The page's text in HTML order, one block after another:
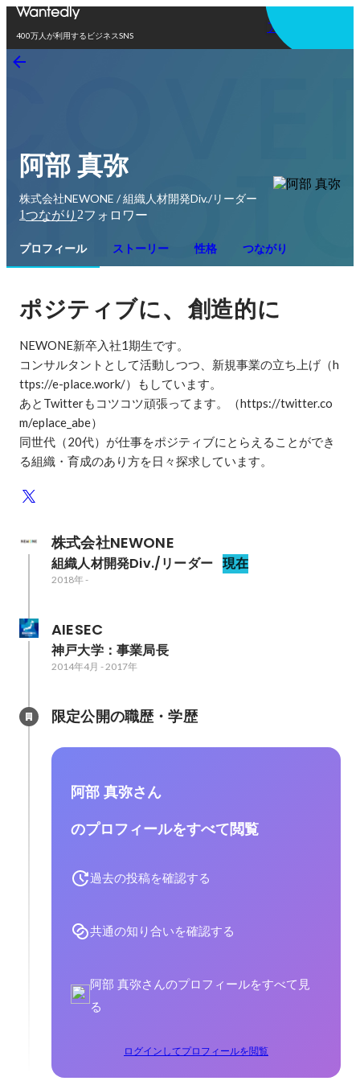
400万人が利用するビジネスSNS
アプリを使う
阿部 真弥
株式会社NEWONE / 組織人材開発Div./リーダー
1つながり 2フォロワー
プロフィール ストーリー 性格 つながり
ポジティブに、 創造的に
NEWONE新卒入社1期生です。
コンサルタントとして活動しつつ、新規事業の立ち上げ（h
ttps://e-place.work/）もしています。
あとTwitterもコツコツ頑張ってます。（https://twitter.co
m/eplace_abe）
同世代（20代）が仕事をポジティブにとらえることができ
る組織・育成のあり方を日々探求しています。
株式会社NEWONE
組織人材開発Div./リーダー 現在
2018年-
AIESEC
神戸大学：事業局長
2014年4月 -2017年
限定公開の職歴・学歴
阿部 真弥さん
のプロフィールをすべて閲覧
過去の投稿を確認する
共通の知り合いを確認する
阿部 真弥さんのプロフィールをすべて見
る
ログインしてプロフィールを閲覧